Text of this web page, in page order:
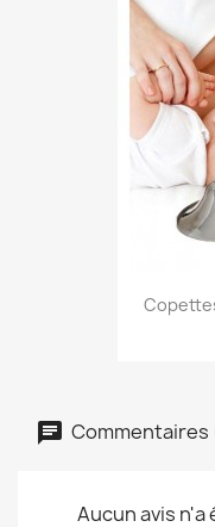
Commentaires
Aucun avis